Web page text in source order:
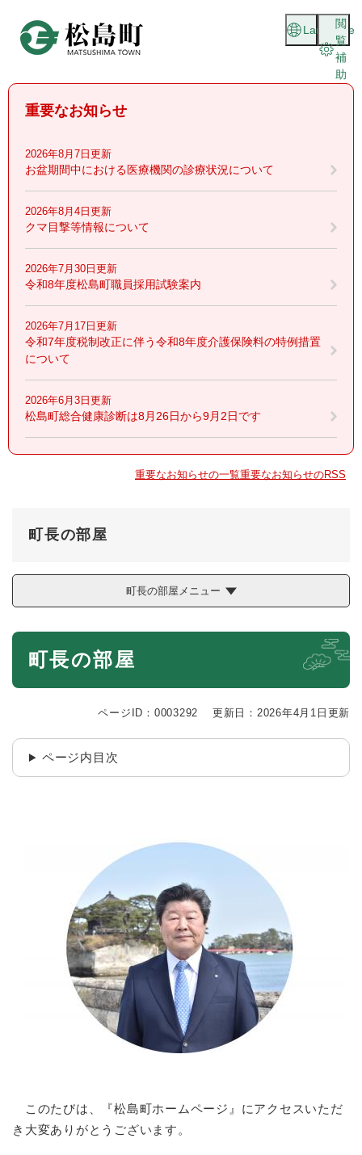
頭
閲
覧
補
助
Language
重要なお知らせ
2026年8月7日更新
お盆期間中における医療機関の診療状況について
2026年8月4日更新
クマ目撃等情報について
2026年7月30日更新
令和8年度松島町職員採用試験案内
2026年7月17日更新
令和7年度税制改正に伴う令和8年度介護保険料の特例措置
について
2026年6月3日更新
松島町総合健康診断は8月26日から9月2日です
重要なお知らせの一覧重要なお知らせのRSS
町長の部屋
町長の部屋メニュー
本
町長の部屋
ページID：0003292 更新日：2026年4月1日更新
ページ内目次
このたびは、『松島町ホームページ』にアクセスいただ
き大変ありがとうございます。